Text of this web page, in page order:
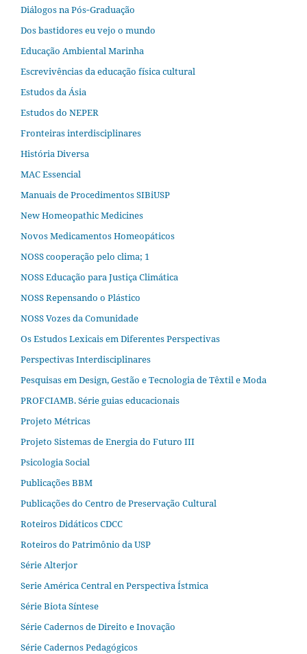
Diálogos na Pós‐Graduação
Dos bastidores eu vejo o mundo
Educação Ambiental Marinha
Escrevivências da educação física cultural
Estudos da Ásia​
Estudos do NEPER
Fronteiras interdisciplinares
História Diversa
MAC Essencial
Manuais de Procedimentos SIBiUSP
New Homeopathic Medicines
Novos Medicamentos Homeopáticos
NOSS cooperação pelo clima; 1
NOSS Educação para Justiça Climática
NOSS Repensando o Plástico
NOSS Vozes da Comunidade
Os Estudos Lexicais em Diferentes Perspectivas
Perspectivas Interdisciplinares
Pesquisas em Design, Gestão e Tecnologia de Têxtil e Moda
PROFCIAMB. Série guias educacionais
Projeto Métricas
Projeto Sistemas de Energia do Futuro III
Psicologia Social
Publicações BBM
Publicações do Centro de Preservação Cultural
Roteiros Didáticos CDCC
Roteiros do Patrimônio da USP
Série Alterjor
Serie América Central en Perspectiva Ístmica
Série Biota Síntese
Série Cadernos de Direito e Inovação
Série Cadernos Pedagógicos